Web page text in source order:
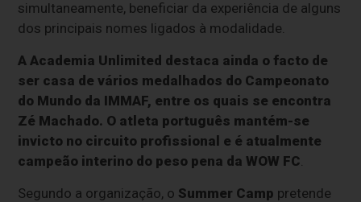
simultaneamente, beneficiar da experiência de alguns
dos principais nomes ligados à modalidade.
A Academia Unlimited destaca ainda o facto de
ser casa de vários medalhados do Campeonato
do Mundo da IMMAF, entre os quais se encontra
Zé Machado. O atleta português mantém-se
invicto no circuito profissional e é atualmente
campeão interino do peso pena da WOW FC
Segundo a organização, o Summer Camp pretende